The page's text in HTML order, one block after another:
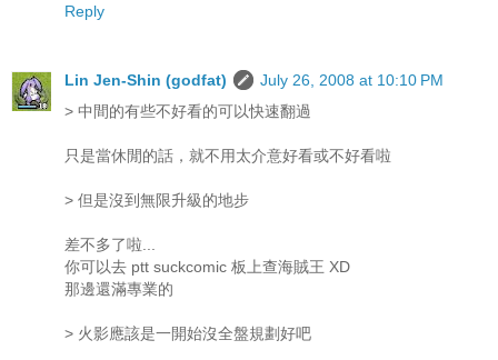
Reply
Lin Jen-Shin (godfat)
July 26, 2008 at 10:10 PM
> 中間的有些不好看的可以快速翻過
只是當休閒的話，就不用太介意好看或不好看啦
> 但是沒到無限升級的地步
差不多了啦...
你可以去 ptt suckcomic 板上查海賊王 XD
那邊還滿專業的
> 火影應該是一開始沒全盤規劃好吧